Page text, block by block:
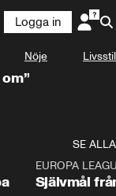
Logga in
Nöje Livsstil
SE ALLA
EUROPA
Självmål